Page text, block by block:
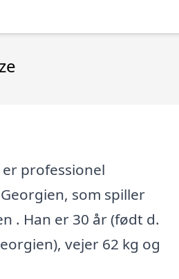
professionel
som spiller
. Han er 30 år (født d.
vejer 62 kg og